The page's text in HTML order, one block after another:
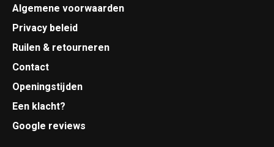
Algemene voorwaarden
Privacy beleid
Ruilen & retourneren
Contact
Openingstijden
Een klacht?
Google reviews